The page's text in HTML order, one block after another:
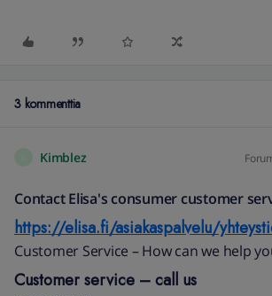
3 kommenttia
Kimblez
Contact Elisa's consumer customer
https://elisa.fi/asiakaspalvelu/
Customer Service – How can we help
Customer service – call us